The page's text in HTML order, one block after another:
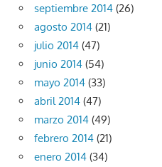
septiembre 2014 (26)
agosto 2014 (21)
julio 2014 (47)
junio 2014 (54)
mayo 2014 (33)
abril 2014 (47)
marzo 2014 (49)
febrero 2014 (21)
enero 2014 (34)